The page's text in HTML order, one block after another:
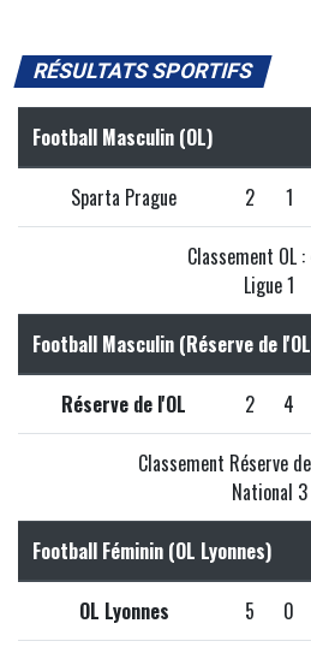
RÉSULTATS SPORTIFS
Football Masculin (OL)
Sparta Prague 2 1
Classement OL
Ligue 1
Football Masculin (Réserve de
Réserve de l'OL 2 4
Classement Réserve
National 3
Football Féminin (OL Lyonnes)
OL Lyonnes 5 0